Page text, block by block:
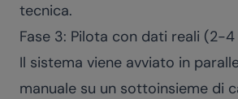
tecnica.
Fase 3: Pilota con dati reali (2-
Il sistema viene avviato in
manuale su un sottoinsieme di